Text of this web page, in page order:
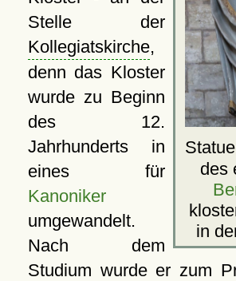
des
in
Stelle der
Kollegiatskirche,
denn das Kloster
wurde zu Beginn
des 12.
Jahrhunderts in
eines für
Kanoniker
umgewandelt.
Nach dem
Studium wurde er zum